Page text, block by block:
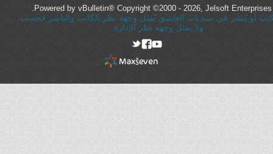
Powered by vBulletin® Copyright ©2000 - 2026, Jelsoft Enterprises
أو يُنشر في منتديات العاشق يُمثل وجهة نظر الكاتب والناشر فحسب،
ولا يمثل وجهه نظر الإدارة